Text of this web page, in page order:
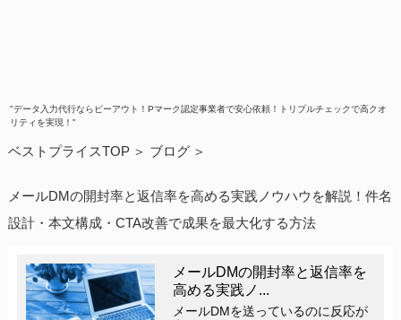
"データ入力代行ならビーアウト！Pマーク認定事業者で安心依頼！トリプルチェックで高クオ
リティを実現！"
ベストプライスTOP ブログ
メールDMの開封率と返信率を高める実践ノウハウを解説！件名
設計・本文構成・CTA改善で成果を最大化する方法
メールDMの開封率と返信率を
高める実践ノ...
メールDMを送っているのに反応が